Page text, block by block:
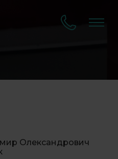
Олександрович